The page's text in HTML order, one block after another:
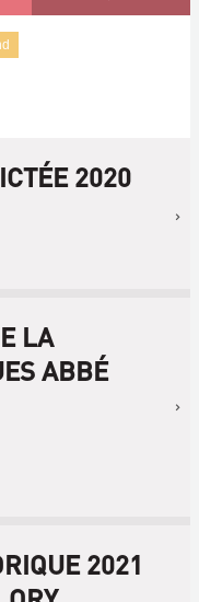
2020
LA
ABBÉ
2021